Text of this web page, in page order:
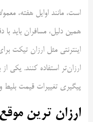
است، مانند اوایل هفته،
همین دلیل، مسافران باید با
اینترنتی مثل ارزان تیکت
ارزان‌تر استفاده کنند. یکی
پیگیری تغییرات قیمت
ارزان ترین